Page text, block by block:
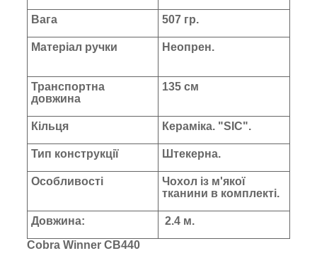
Вага 507 гр.
Матеріал ручки Неопрен.
Транспортна
довжина
135 см
Кільця Кераміка. "SIC".
Тип конструкції Штекерна.
Особливості
Чохол із м'якої
тканини в комплекті.
Довжина:
2.4 м.
Cobra Winner CB440